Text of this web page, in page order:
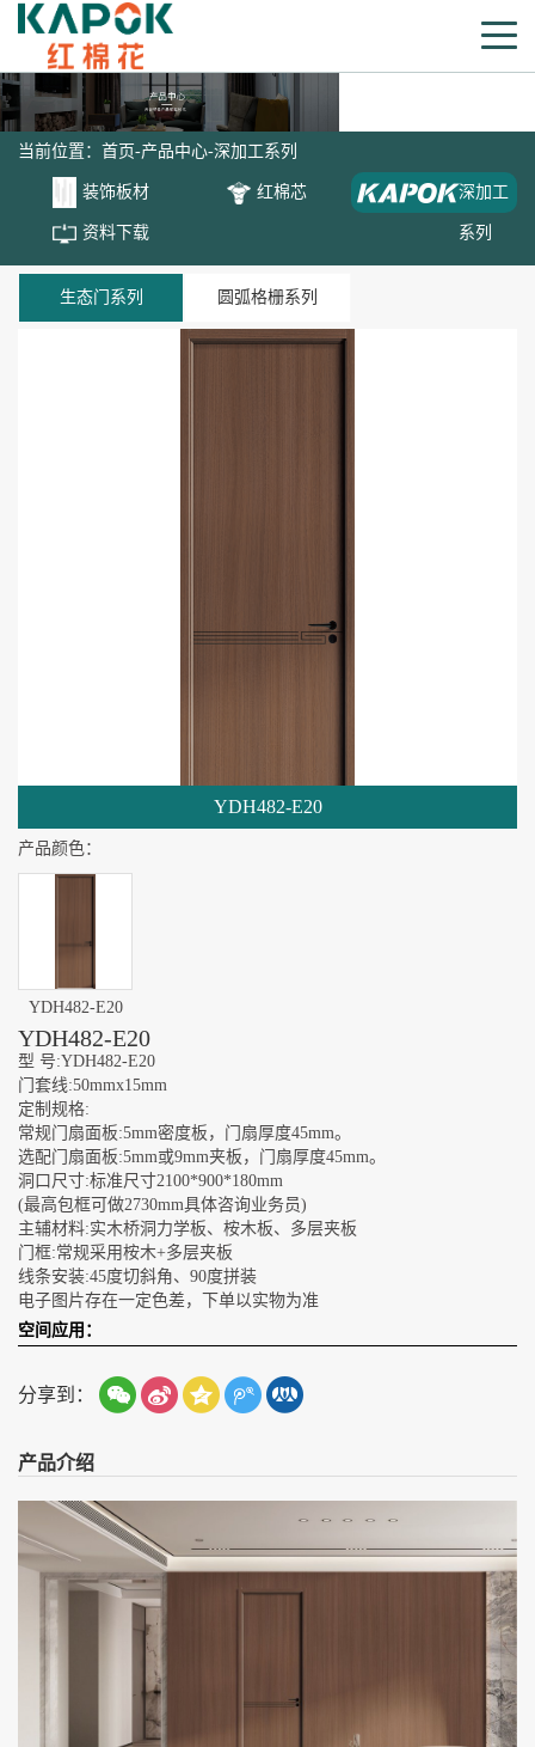
当前位置： 首页-产品中心-深加工系列
装饰板材 红棉芯 深加工
系列
资料下载
生态门系列 圆弧格栅系列
YDH482-E20
YDH482-E20
型 号:YDH482-E20
门套线:50mmx15mm
定制规格:
常规门扇面板:5mm密度板，门扇厚度45mm。
选配门扇面板:5mm或9mm夹板，门扇厚度45mm。
洞口尺寸:标准尺寸2100*900*180mm
(最高包框可做2730mm具体咨询业务员)
主辅材料:实木桥洞力学板、桉木板、多层夹板
门框:常规采用桉木+多层夹板
线条安装:45度切斜角、90度拼装
电子图片存在一定色差，下单以实物为准
空间应用：
分享到：
产品颜色：
YDH482-E20
产品介绍